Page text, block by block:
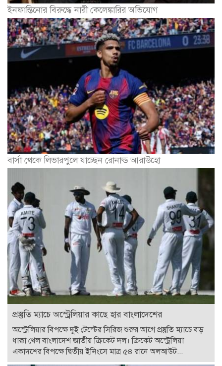
ইনফান্তিনোর বিরুদ্ধে নারী কেলেঙ্কারির অভিযোগ
বার্সা থেকে লিভারপুলে যাচ্ছেন রোনাল্ড আরাউহো
প্রস্তুতি ম্যাচে অস্ট্রেলিয়ার কাছে হার বাংলাদেশের
অস্ট্রেলিয়ার বিপক্ষে দুই টেস্টের সিরিজ শুরুর আগে প্রস্তুতি ম্যাচে বড়
ধাক্কা খেল বাংলাদেশ জাতীয় ক্রিকেট দল। ক্রিকেট অস্ট্রেলিয়া
একাদশের বিপক্ষে দ্বিতীয় ইনিংসে মাত্র ৫৪ রানে অলআউট...